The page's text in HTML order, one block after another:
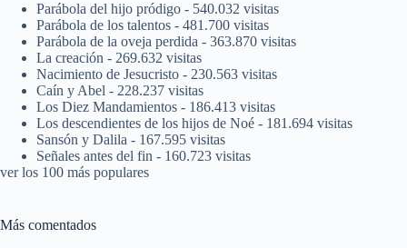
Parábola del hijo pródigo - 540.032 visitas
Parábola de los talentos - 481.700 visitas
Parábola de la oveja perdida - 363.870 visitas
La creación - 269.632 visitas
Nacimiento de Jesucristo - 230.563 visitas
Caín y Abel - 228.237 visitas
Los Diez Mandamientos - 186.413 visitas
Los descendientes de los hijos de Noé - 181.694 visitas
Sansón y Dalila - 167.595 visitas
Señales antes del fin - 160.723 visitas
ver los 100 más populares
Más comentados